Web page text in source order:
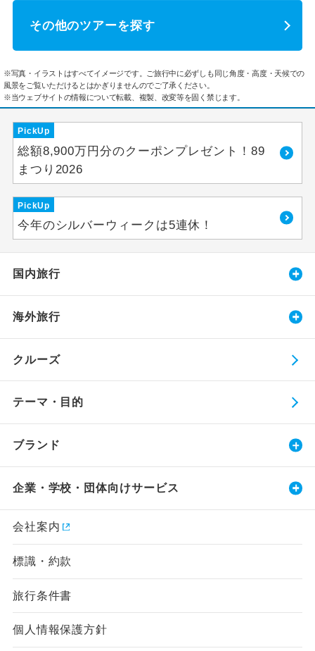
その他のツアーを探す
※写真・イラストはすべてイメージです。ご旅行中に必ずしも同じ角度・高度・天候での
風景をご覧いただけるとはかぎりませんのでご了承ください。
※当ウェブサイトの情報について転載、複製、改変等を固く禁じます。
PickUp
総額8,900万円分のクーポンプレゼント！89
まつり2026
PickUp
今年のシルバーウィークは5連休！
国内旅行
海外旅行
クルーズ
テーマ・目的
ブランド
企業・学校・団体向けサービス
会社案内
標識・約款
旅行条件書
個人情報保護方針